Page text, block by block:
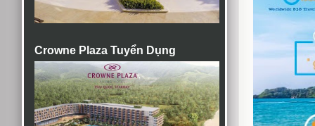
Crowne Plaza Tuyển Dụng